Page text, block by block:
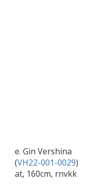
e. Gin Vershina
(VH22-001-0029)
at, 160cm, rnvkk